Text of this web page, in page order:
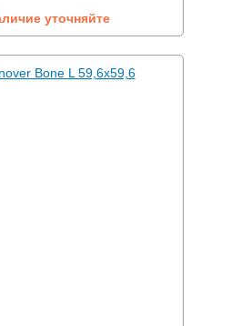
уточняйте